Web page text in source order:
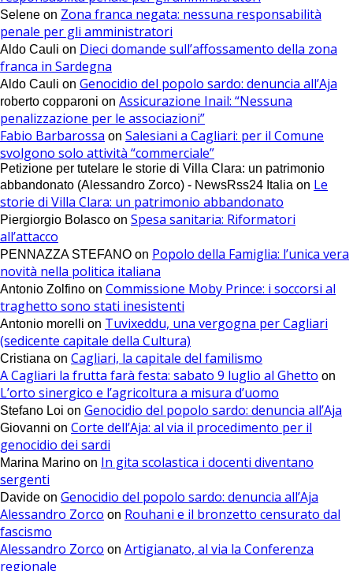
Selene on Zona franca negata: nessuna responsabilità
penale per gli amministratori
Aldo Cauli on Dieci domande sull’affossamento della zona
franca in Sardegna
Aldo Cauli on Genocidio del popolo sardo: denuncia all’Aja
roberto copparoni on Assicurazione Inail: “Nessuna
penalizzazione per le associazioni”
Fabio Barbarossa on Salesiani a Cagliari: per il Comune
svolgono solo attività “commerciale”
Petizione per tutelare le storie di Villa Clara: un patrimonio
abbandonato (Alessandro Zorco) - NewsRss24 Italia on Le
storie di Villa Clara: un patrimonio abbandonato
Piergiorgio Bolasco on Spesa sanitaria: Riformatori
all’attacco
PENNAZZA STEFANO on Popolo della Famiglia: l’unica vera
novità nella politica italiana
Antonio Zolfino on Commissione Moby Prince: i soccorsi al
traghetto sono stati inesistenti
Antonio morelli on Tuvixeddu, una vergogna per Cagliari
(sedicente capitale della Cultura)
Cristiana on Cagliari, la capitale del familismo
A Cagliari la frutta farà festa: sabato 9 luglio al Ghetto on
L’orto sinergico e l’agricoltura a misura d’uomo
Stefano Loi on Genocidio del popolo sardo: denuncia all’Aja
Giovanni on Corte dell’Aja: al via il procedimento per il
genocidio dei sardi
Marina Marino on In gita scolastica i docenti diventano
sergenti
Davide on Genocidio del popolo sardo: denuncia all’Aja
Alessandro Zorco on Rouhani e il bronzetto censurato dal
fascismo
Alessandro Zorco on Artigianato, al via la Conferenza
regionale